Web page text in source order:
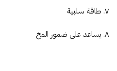
٧. طاقة سلبية
٨. يساعد على ضمور المخ